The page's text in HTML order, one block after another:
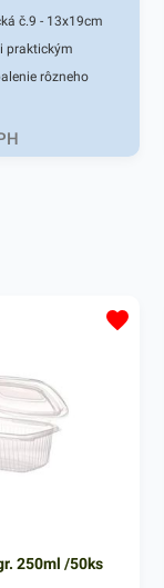
č.9 - 13x19cm
praktickým
rôzneho
sortimentu
Vrecká sú
balenie liekov a
vlákien.
100ks
s rozmerom
širokej ponuke
250ml /50ks